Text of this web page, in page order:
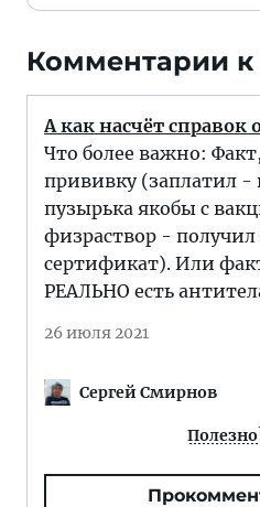
Комментарии к
А как насчёт справок
Что более важно:
прививку (заплатил -
пузырька якобы с
физраствор -
сертификат). Или
РЕАЛЬНО есть
26 июля 2021
Сергей Смирнов